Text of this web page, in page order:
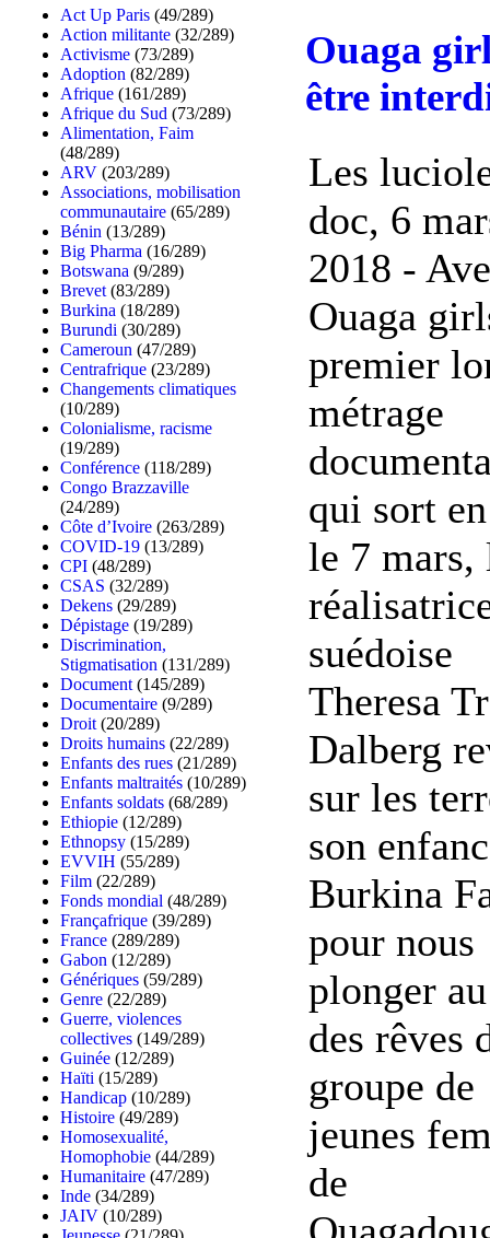
Act Up Paris (49/289)
Action militante (32/289)
Activisme (73/289)
Adoption (82/289)
Afrique (161/289)
Afrique du Sud (73/289)
Alimentation, Faim
(48/289)
ARV (203/289)
Associations, mobilisation
communautaire (65/289)
Bénin (13/289)
Big Pharma (16/289)
Botswana (9/289)
Brevet (83/289)
Burkina (18/289)
Burundi (30/289)
Cameroun (47/289)
Centrafrique (23/289)
Changements climatiques
(10/289)
Colonialisme, racisme
(19/289)
Conférence (118/289)
Congo Brazzaville
(24/289)
Côte d’Ivoire (263/289)
COVID-19 (13/289)
CPI (48/289)
CSAS (32/289)
Dekens (29/289)
Dépistage (19/289)
Discrimination,
Stigmatisation (131/289)
Document (145/289)
Documentaire (9/289)
Droit (20/289)
Droits humains (22/289)
Enfants des rues (21/289)
Enfants maltraités (10/289)
Enfants soldats (68/289)
Ethiopie (12/289)
Ethnopsy (15/289)
EVVIH (55/289)
Film (22/289)
Fonds mondial (48/289)
Françafrique (39/289)
France (289/289)
Gabon (12/289)
Génériques (59/289)
Genre (22/289)
Guerre, violences
collectives (149/289)
Guinée (12/289)
Haïti (15/289)
Handicap (10/289)
Histoire (49/289)
Homosexualité,
Homophobie (44/289)
Humanitaire (47/289)
Inde (34/289)
JAIV (10/289)
Ouaga
être
Les
doc, 6
2018 -
Ouaga
premier
métrage
qui sort
le 7 mars,
suédoise
Theresa
Dalberg
sur les
son
Burkina
pour nous
plonger
des rêves
groupe de
jeunes
de